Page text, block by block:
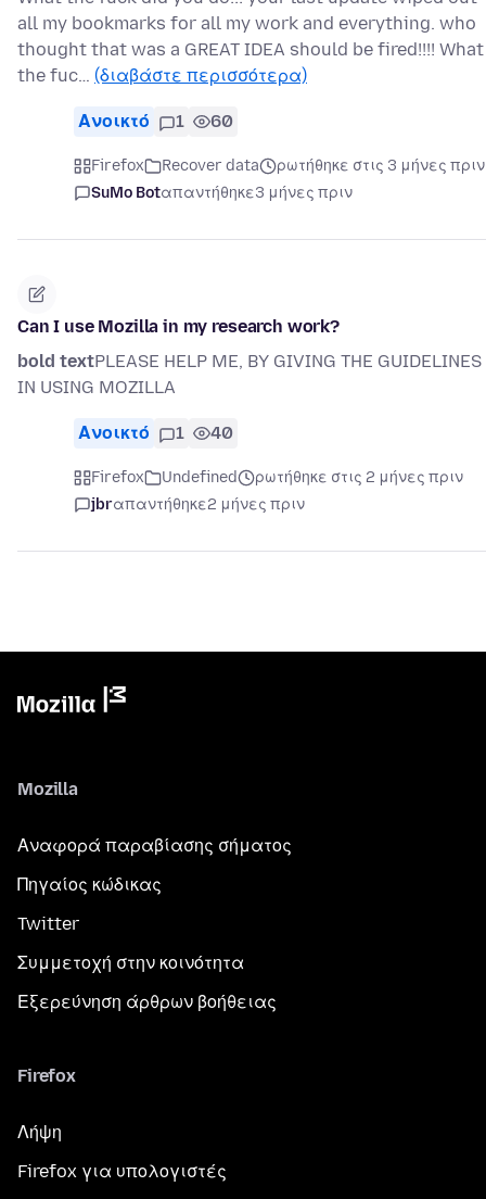
all my bookmarks for all my work and everything. who
thought that was a GREAT IDEA should be fired!!!! What
the fuc… (διαβάστε περισσότερα)
Ανοικτό 1 60
Firefox Recover data
ρωτήθηκε στις 3 μήνες πριν
SuMo Botαπαντήθηκε3 μήνες πριν
Can I use Mozilla in my research work?
bold textPLEASE HELP ME, BY GIVING THE GUIDELINES
IN USING MOZILLA
Ανοικτό 1 40
Firefox Undefined
ρωτήθηκε στις 2 μήνες πριν
jbrαπαντήθηκε2 μήνες πριν
Mozilla
Αναφορά παραβίασης σήματος
Πηγαίος κώδικας
Twitter
Συμμετοχή στην κοινότητα
Εξερεύνηση άρθρων βοήθειας
Firefox
Λήψη
Firefox για υπολογιστές